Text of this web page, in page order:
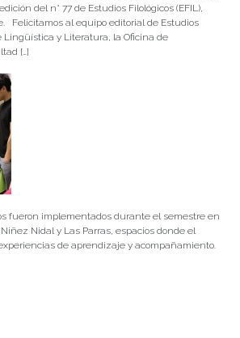
del n° 77 de Estudios Filológicos (EFIL),
Felicitamos al equipo editorial de Estudios
Lingüística y Literatura, la Oficina de
[…]
fueron implementados durante el semestre en
Nidal y Las Parras, espacios donde el
de aprendizaje y acompañamiento.